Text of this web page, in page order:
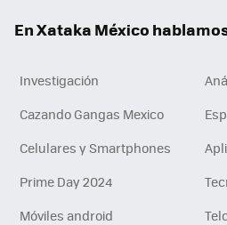
En Xataka México
Investigación
Cazando Gangas Mexico
Celulares y Smartphones
Prime Day 2024
Móviles android